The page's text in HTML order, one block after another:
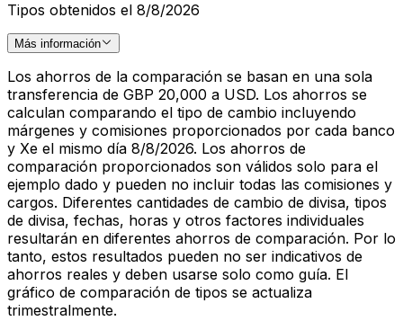
Tipos obtenidos el 8/8/2026
Más información
Los ahorros de la comparación se basan en una sola
transferencia de GBP 20,000 a USD. Los ahorros se
calculan comparando el tipo de cambio incluyendo
márgenes y comisiones proporcionados por cada banco
y Xe el mismo día 8/8/2026. Los ahorros de
comparación proporcionados son válidos solo para el
ejemplo dado y pueden no incluir todas las comisiones y
cargos. Diferentes cantidades de cambio de divisa, tipos
de divisa, fechas, horas y otros factores individuales
resultarán en diferentes ahorros de comparación. Por lo
tanto, estos resultados pueden no ser indicativos de
ahorros reales y deben usarse solo como guía. El
gráfico de comparación de tipos se actualiza
trimestralmente.